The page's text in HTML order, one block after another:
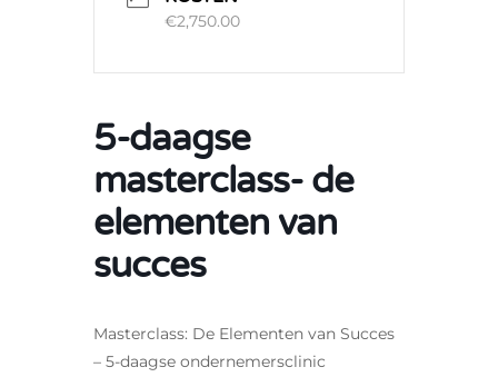
€2,750.00
5-daagse
masterclass- de
elementen van
succes
Masterclass: De Elementen van Succes
– 5-daagse ondernemersclinic